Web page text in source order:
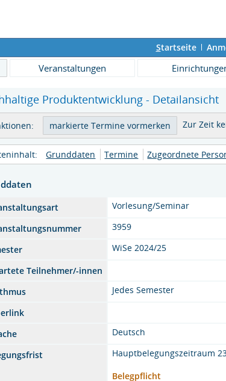
Startseite
Veranstaltungen
Produktentwicklung - Detailansicht
Zur Zeit
Grunddaten Termine Zugeordnete
Vorlesung/Seminar
3959
WiSe 2024/25
Teilnehmer/-innen
Jedes Semester
Deutsch
Hauptbelegungszeitraum
Belegpflicht